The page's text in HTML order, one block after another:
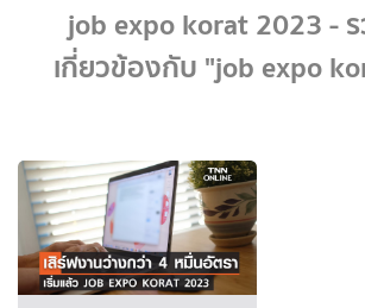
job expo korat 2023 -
เกี่ยวข้องกับ "job expo